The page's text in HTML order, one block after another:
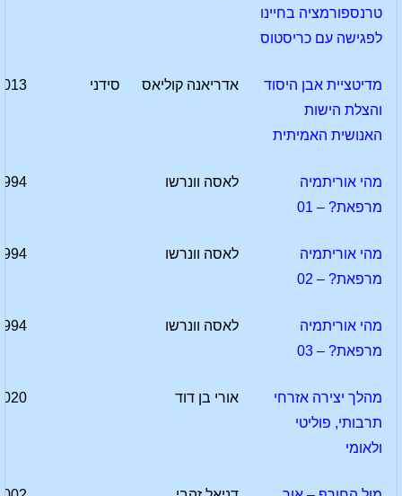
טרנספורמציה בחיינו
לפגישה עם כריסטוס
מדיטציית אבן היסוד
והצלת הישות
האנושית האמיתית
אדריאנה קוליאס סידני
מהי אוריתמיה
מרפאת? – 01
לאסה וונרשו
מהי אוריתמיה
מרפאת? – 02
לאסה וונרשו
מהי אוריתמיה
מרפאת? – 03
לאסה וונרשו
מהלך יצירה אזרחי
תרבותי, פוליטי
ולאומי
אורי בן דוד